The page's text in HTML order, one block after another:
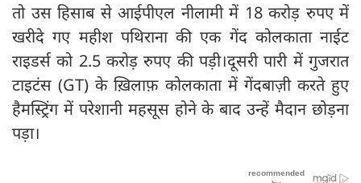
तो उस हिसाब से आईपीएल नीलामी में 18 करोड़ रुपए में
खरीदे गए महीश पथिराना की एक गेंद कोलकाता नाईट
राइडर्स को 2.5 करोड़ रुपए की पड़ी।दूसरी पारी में गुजरात
टाइटंस (GT) के ख़िलाफ़ कोलकाता में गेंदबाज़ी करते हुए
हैमस्ट्रिंग में परेशानी महसूस होने के बाद उन्हें मैदान छोड़ना
पड़ा।